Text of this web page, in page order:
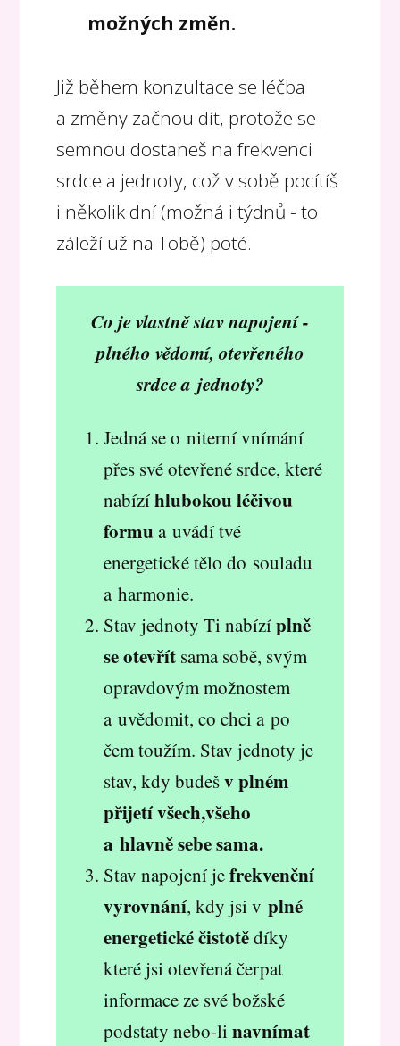
možných změn.
Již během konzultace se léčba
a změny začnou dít, protože se
semnou dostaneš na frekvenci
srdce a jednoty, což v sobě pocítíš
i několik dní (možná i týdnů - to
záleží už na Tobě) poté.
Co je vlastně stav napojení -
plného vědomí, otevřeného
srdce a jednoty?
Jedná se o niterní vnímání
přes své otevřené srdce, které
nabízíhlubokou léčivou
formua uvádí tvé
energetické tělo do souladu
a harmonie.
Stav jednoty Ti nabízíplně
se otevřítsama sobě, svým
opravdovým možnostem
a uvědomit, co chci a po
čem toužím. Stav jednoty je
stav, kdy budešv plném
přijetí všech,všeho
a hlavně sebe sama.
Stav napojení jefrekvenční
vyrovnání, kdy jsi v plné
energetické čistotědíky
které jsi otevřená čerpat
informace ze své božské
podstaty nebo-linavnímat